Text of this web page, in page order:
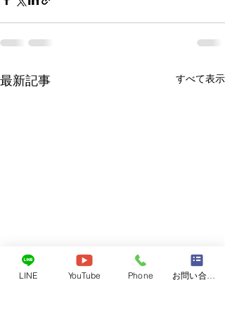
最新記事 すべて表示
LINE YouTube Phone お問い合わせフォーム